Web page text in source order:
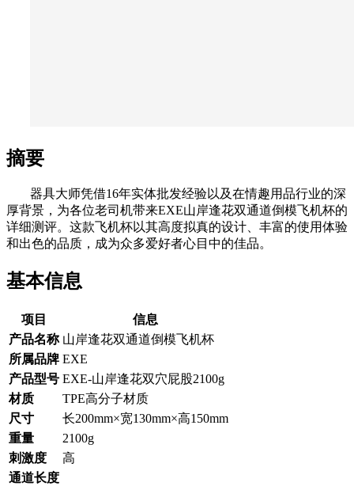
摘要
器具大师凭借16年实体批发经验以及在情趣用品行业的深
厚背景，为各位老司机带来EXE山岸逢花双通道倒模飞机杯的
详细测评。这款飞机杯以其高度拟真的设计、丰富的使用体验
和出色的品质，成为众多爱好者心目中的佳品。
基本信息
项目
信息
产品名称 山岸逢花双通道倒模飞机杯
所属品牌 EXE
产品型号 EXE-山岸逢花双穴屁股2100g
材质
TPE高分子材质
尺寸
长200mm×宽130mm×高150mm
重量
2100g
刺激度
高
通道长度